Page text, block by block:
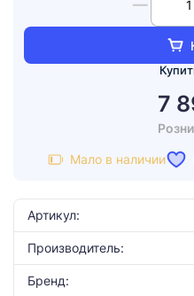
7
Мало в наличии
Артикул:
Производитель:
Бренд: